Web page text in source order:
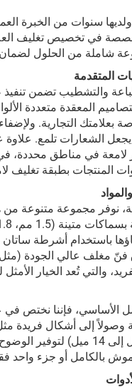
في تخصيص تغليف
شاملة من الحلول
المتقدمة
المعقدة متعددة
بعلامتك التجارية.
لامعة في مناطق محددة،
المنتجات بطبقة تغليف
مجموعة متنوعة من
باستخدام أشرطة ساتان
والتي تُعد الخيار
الأساسي، فإننا نختص
بسماكات مختلفة (من 10
بالكامل أو جزء واحد